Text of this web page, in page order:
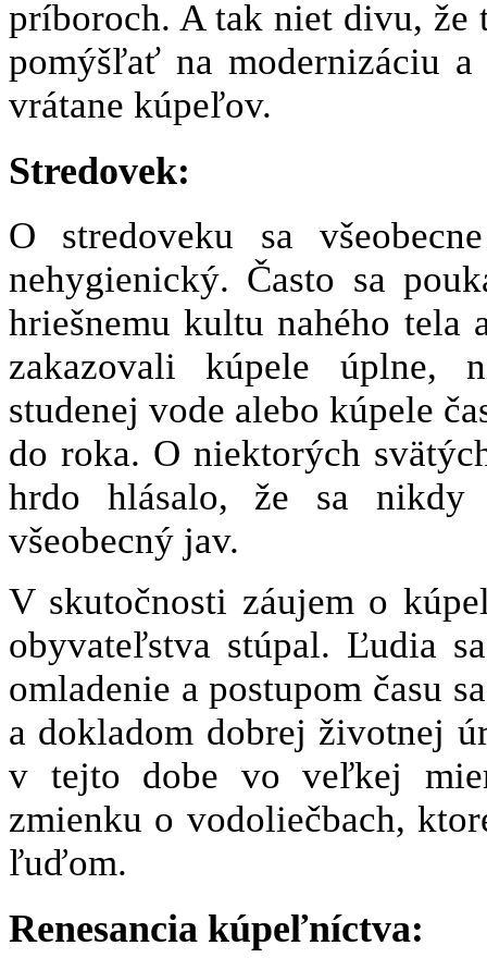
príboroch. A tak niet divu,
pomýšľať na modernizáciu
vrátane kúpeľov.
Stredovek:
O stredoveku sa
nehygienický. Často sa
hriešnemu kultu nahého
zakazovali kúpele úplne,
studenej vode alebo kúpele
do roka. O niektorých
hrdo hlásalo, že sa
všeobecný jav.
V skutočnosti záujem o
obyvateľstva stúpal. Ľudia
omladenie a postupom času
a dokladom dobrej životnej
v tejto dobe vo veľkej
zmienku o vodoliečbach,
ľuďom.
Renesancia kúpeľníctva: